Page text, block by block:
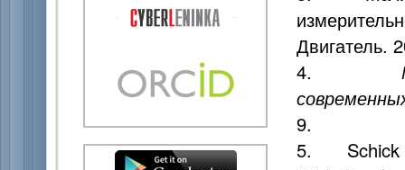
Двигатель.
4.
9.
5. Schick